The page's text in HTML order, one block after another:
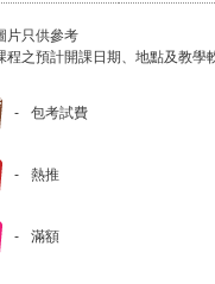
片只供參考
程之預計開課日期、地點及教學
包考試費
熱推
滿額